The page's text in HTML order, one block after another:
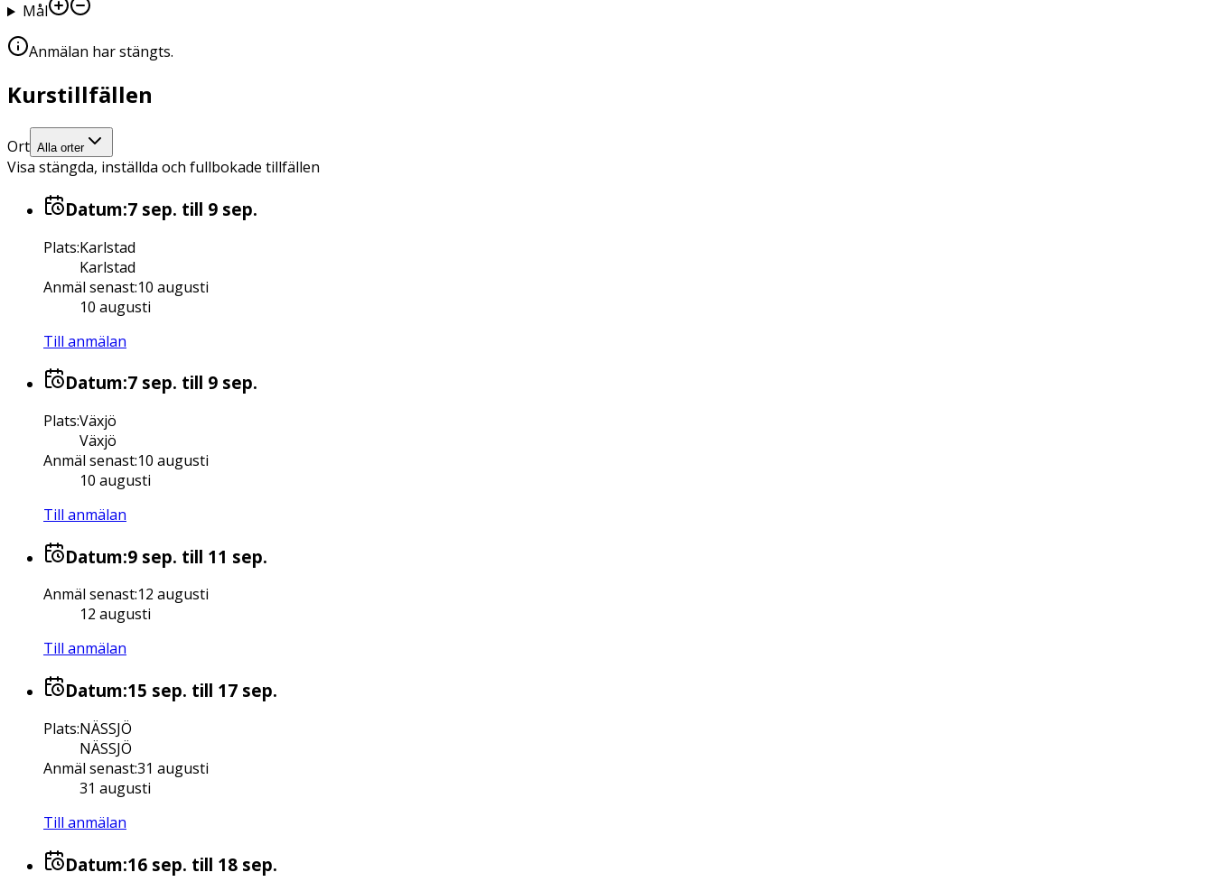
Mål
Anmälan har stängts.
Kurstillfällen
Ort Alla orter
Visa stängda, inställda och fullbokade tillfällen
Datum:7 sep. till 9 sep.
Plats:Karlstad
Karlstad
Anmäl senast:10 augusti
10 augusti
Till anmälan
Datum:7 sep. till 9 sep.
Plats:Växjö
Växjö
Anmäl senast:10 augusti
10 augusti
Till anmälan
Datum:9 sep. till 11 sep.
Anmäl senast:12 augusti
12 augusti
Till anmälan
Datum:15 sep. till 17 sep.
Plats:NÄSSJÖ
NÄSSJÖ
Anmäl senast:31 augusti
31 augusti
Till anmälan
Datum:16 sep. till 18 sep.